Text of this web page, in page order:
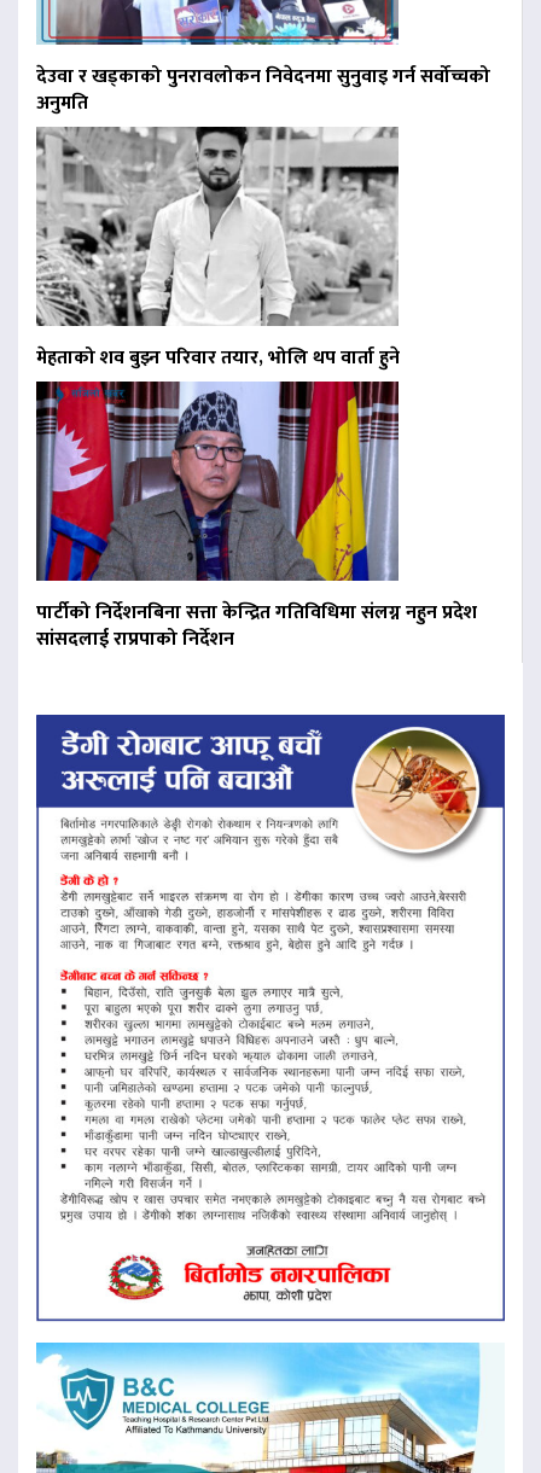
देउवा र खड्काको पुनरावलोकन निवेदनमा सुनुवाइ गर्न सर्वोच्चको
अनुमति
मेहताको शव बुझ्न परिवार तयार, भोलि थप वार्ता हुने
पार्टीको निर्देशनबिना सत्ता केन्द्रित गतिविधिमा संलग्न नहुन प्रदेश
सांसदलाई राप्रपाको निर्देशन